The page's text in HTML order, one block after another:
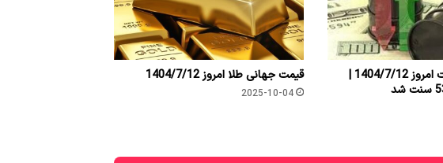
قیمت جهانی نفت امروز 1404/7/12 |
قیمت جهانی طلا امروز 1404/7/12
2025-10-04